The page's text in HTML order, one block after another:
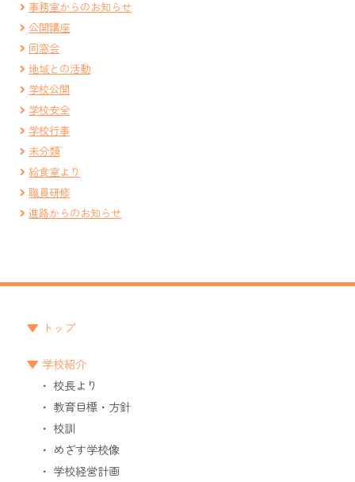
事務室からのお知らせ
公開講座
同窓会
地域との活動
学校公開
学校安全
学校行事
未分類
給食室より
職員研修
進路からのお知らせ
トップ
学校紹介
校長より
教育目標・方針
校訓
めざす学校像
学校経営計画